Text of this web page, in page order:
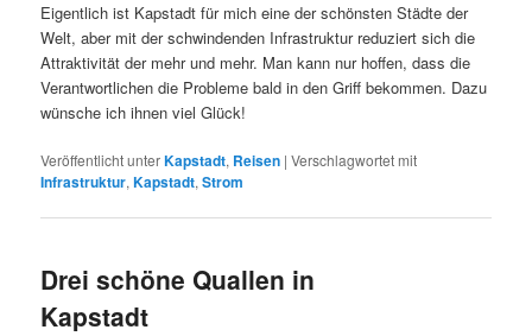
Eigentlich ist Kapstadt für mich eine der schönsten Städte der
Welt, aber mit der schwindenden Infrastruktur reduziert sich die
Attraktivität der mehr und mehr. Man kann nur hoffen, dass die
Verantwortlichen die Probleme bald in den Griff bekommen. Dazu
wünsche ich ihnen viel Glück!
Veröffentlicht unterKapstadt, Reisen |Verschlagwortet mit
Infrastruktur,Kapstadt,Strom
Drei schöne Quallen in
Kapstadt